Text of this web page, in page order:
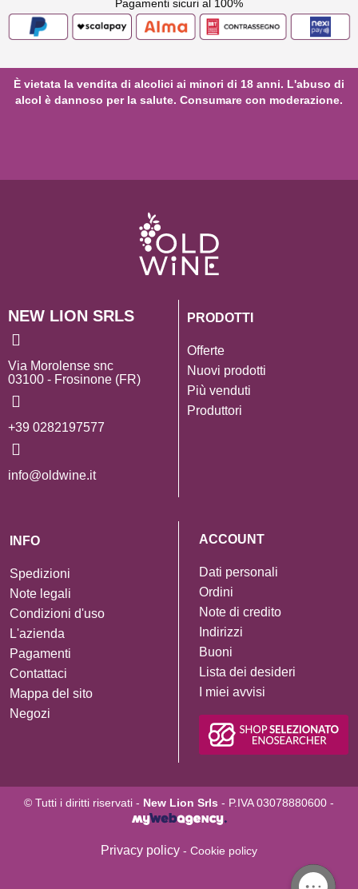
Pagamenti sicuri al 100%
È vietata la vendita di alcolici ai minori di 18 anni. L'abuso di
alcol è dannoso per la salute. Consumare con moderazione.
NEW LION SRLS
Via Morolense snc
03100 - Frosinone (FR)
+39 0282197577
info@oldwine.it
PRODOTTI
Offerte
Nuovi prodotti
Più venduti
Produttori
INFO
Spedizioni
Note legali
Condizioni d'uso
L'azienda
Pagamenti
Contattaci
Mappa del sito
Negozi
ACCOUNT
Dati personali
Ordini
Note di credito
Indirizzi
Buoni
Lista dei desideri
I miei avvisi
© Tutti i diritti riservati - New Lion Srls - P.IVA 03078880600 -
Privacy policy - Cookie policy